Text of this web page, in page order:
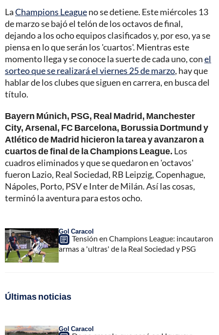
LaChampions Leagueno se detiene. Este miércoles 13
de marzo se bajó el telón de los octavos de final,
dejando a los ocho equipos clasificados y, por eso, ya se
piensa en lo que serán los 'cuartos'. Mientras este
momento llega y se conoce la suerte de cada uno, conel
sorteo que se realizará el viernes 25 de marzo, hay que
hablar de los clubes que siguen en carrera, en busca del
título.
Bayern Múnich, PSG, Real Madrid, Manchester
City, Arsenal, FC Barcelona, Borussia Dortmund y
Atlético de Madrid hicieron la tarea y avanzaron a
cuartos de final de la Champions League. Los
cuadros eliminados y que se quedaron en 'octavos'
fueron Lazio, Real Sociedad, RB Leipzig, Copenhague,
Nápoles, Porto, PSV e Inter de Milán. Así las cosas,
terminó la aventura para estos ocho.
Gol Caracol
Tensión en Champions League: incautaron
armas a 'ultras' de la Real Sociedad y PSG
Últimas noticias
Gol Caracol